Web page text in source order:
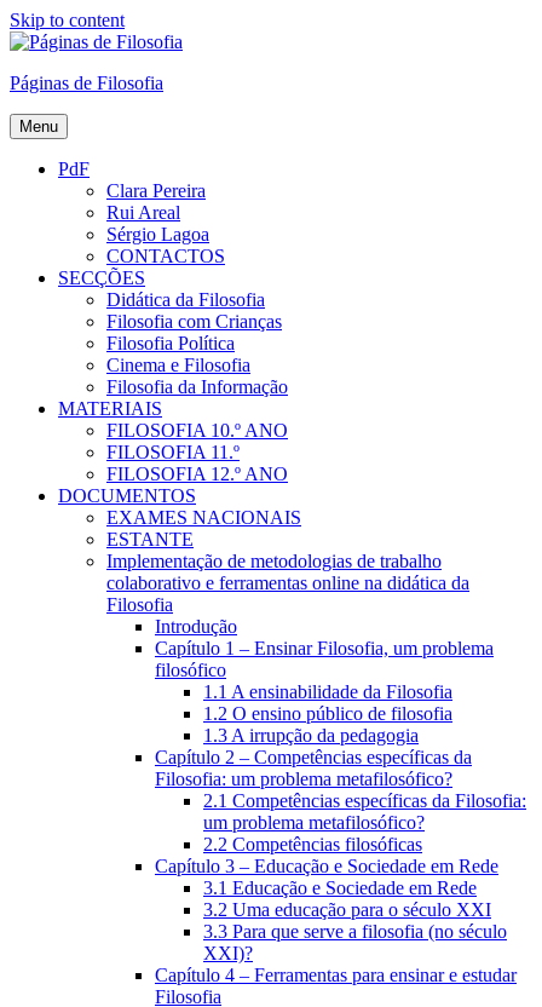
Skip to content
Páginas de Filosofia
Menu
PdF
Clara Pereira
Rui Areal
Sérgio Lagoa
CONTACTOS
SECÇÕES
Didática da Filosofia
Filosofia com Crianças
Filosofia Política
Cinema e Filosofia
Filosofia da Informação
MATERIAIS
FILOSOFIA 10.º ANO
FILOSOFIA 11.º
FILOSOFIA 12.º ANO
DOCUMENTOS
EXAMES NACIONAIS
ESTANTE
Implementação de metodologias de trabalho
colaborativo e ferramentas online na didática da
Filosofia
Introdução
Capítulo 1 – Ensinar Filosofia, um problema
filosófico
1.1 A ensinabilidade da Filosofia
1.2 O ensino público de filosofia
1.3 A irrupção da pedagogia
Capítulo 2 – Competências específicas da
Filosofia: um problema metafilosófico?
2.1 Competências específicas da Filosofia:
um problema metafilosófico?
2.2 Competências filosóficas
Capítulo 3 – Educação e Sociedade em Rede
3.1 Educação e Sociedade em Rede
3.2 Uma educação para o século XXI
3.3 Para que serve a filosofia (no século
XXI)?
Capítulo 4 – Ferramentas para ensinar e estudar
Filosofia